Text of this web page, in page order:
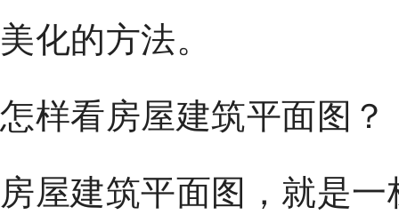
美化的方法。
怎样看房屋建筑平面图？
房屋建筑平面图，就是